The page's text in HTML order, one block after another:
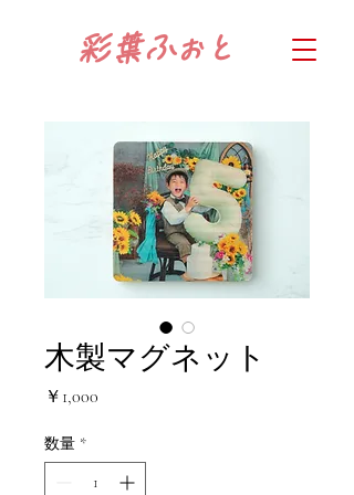
​彩葉ふぉと
木製マグネット
￥1,000
数量 *